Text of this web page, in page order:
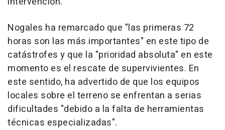
Nogales ha remarcado que "las primeras 72
horas son las más importantes" en este tipo de
catástrofes y que la "prioridad absoluta" en este
momento es el rescate de supervivientes. En
este sentido, ha advertido de que los equipos
locales sobre el terreno se enfrentan a serias
dificultades "debido a la falta de herramientas
técnicas especializadas".